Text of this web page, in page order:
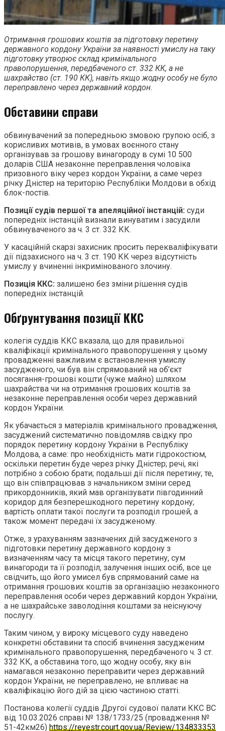
Отримання грошових коштів за підготовку перетину
державного кордону України за наявності умислу на таку
підготовку утворює склад кримінального
правопорушення, передбаченого ст. 332 КК, а не
шахрайство (ст. 190 КК), навіть якщо жодну особу не було
переправлено через державний кордон.
Обставини справи
обвинувачений за попередньою змовою групою осіб, з
корисливих мотивів, в умовах воєнного стану
організував за грошову винагороду в сумі 10 500
доларів США незаконне переправлення чоловіка
призовного віку через кордон України, а саме через
річку Дністер на територію Республіки Молдови в обхід
блок-постів.
Позиції судів першої та апеляційної інстанцій: суди
попередніх інстанцій визнали винуватим і засудили
обвинуваченого за ч. 3 ст. 332 КК.
У касаційній скарзі захисник просить перекваліфікувати
дії підзахисного на ч. 3 ст. 190 КК через відсутність
умислу у вчиненні інкримінованого злочину.
Позиція ККС: залишено без зміни рішення судів
попередніх інстанцій.
Обґрунтування позиції ККС
колегія суддів ККС вказала, що для правильної
кваліфікації кримінального правопорушення у цьому
провадженні важливим є встановлення умислу
засудженого, чи був він спрямований на об’єкт
посягання-грошові кошти (чуже майно) шляхом
шахрайства чи на отримання грошових коштів за
незаконне переправлення особи через державний
кордон України.
Як убачається з матеріалів кримінального провадження,
засуджений систематично повідомляв свідку про
порядок перетину кордону України в Республіку
Молдова, а саме: про необхідність мати гідрокостюм,
оскільки перетин буде через річку Дністер; речі, які
потрібно з собою брати; подальші дії після перетину; те,
що він співпрацював з начальником зміни серед
прикордонників, який мав організувати півгодинний
коридор для безперешкодного перетину кордону;
вартість оплати такої послуги та розподіл грошей, а
також момент передачі їх засудженому.
Отже, з урахуванням зазначених дій засудженого з
підготовки перетину державного кордону з
визначенням часу та місця такого перетину, сум
винагороди та її розподіл, залучення інших осіб, все це
свідчить, що його умисел був спрямований саме на
отримання грошових коштів за організацію незаконного
переправлення особи через державний кордон України,
а не шахрайське заволодіння коштами за неіснуючу
послугу.
Таким чином, у вироку місцевого суду наведено
конкретні обставини та спосіб вчинення засудженим
кримінального правопорушення, передбаченого ч. 3 ст.
332 КК, а обставина того, що жодну особу, яку він
намагався незаконно переправити через державний
кордон України, не переправлено, не впливає на
кваліфікацію його дій за цією частиною статті.
Постанова колегії суддів Другої судової палати ККС ВС
від 10.03.2026 справі № 138/1733/25 (провадження №
51-42км26) https://reyestr.court.gov.ua/Review/134833353